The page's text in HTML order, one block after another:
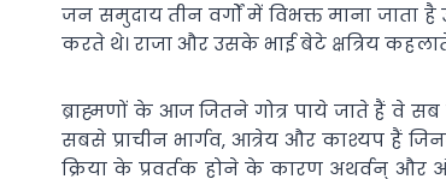
जन समुदाय तीन वर्गों में विभक्त माना जाता
करते थे। राजा और उसके भाई बेटे क्षत्रिय
ब्राह्मणों के आज जितने गोत्र पाये जाते हैं वे
सबसे प्राचीन भार्गव, आत्रेय और काश्यप हैं
क्रिया के प्रवर्तक होने के कारण अथर्वन् और